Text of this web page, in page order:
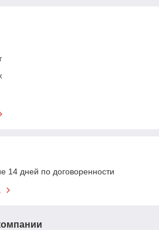
14 дней по договоренности